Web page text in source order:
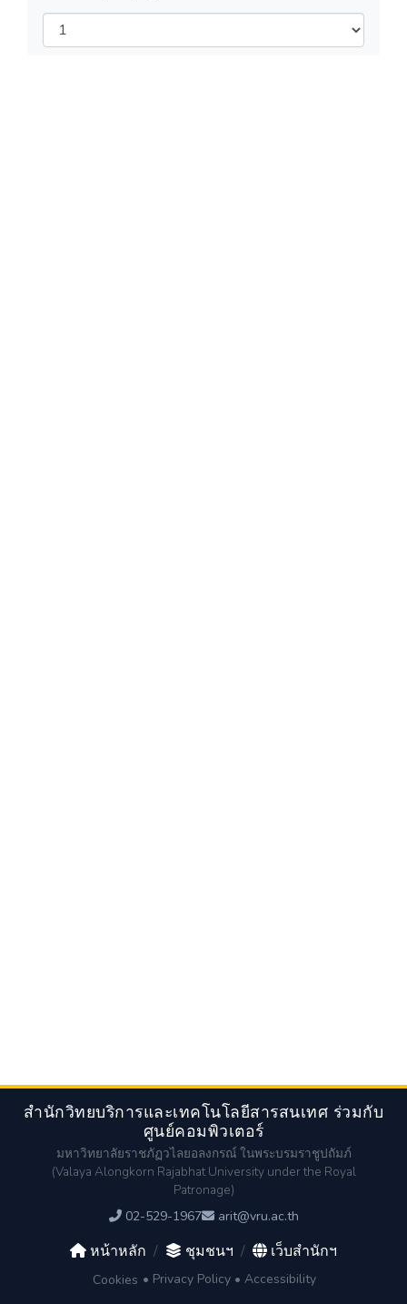
สำนักวิทยบริการและเทคโนโลยีสารสนเทศ ร่วมกับ
ศูนย์คอมพิวเตอร์
มหาวิทยาลัยราชภัฏวไลยอลงกรณ์ ในพระบรมราชูปถัมภ์
(Valaya Alongkorn Rajabhat University under the Royal
Patronage)
02-529-1967
arit@vru.ac.th
หน้าหลัก / ชุมชนฯ / เว็บสำนักฯ
Cookies • Privacy Policy • Accessibility